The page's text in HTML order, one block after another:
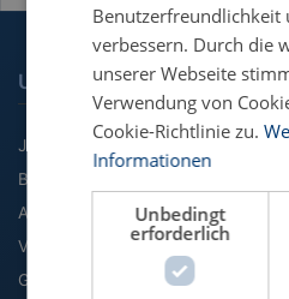
UNSERE FACHGEBIETE
Jura
BWL
Agrarwissenschaft
VWL
Geographie
Benutzerfreundlichkeit
verbessern. Durch die
unserer Webseite
Verwendung von
Cookie-Richtlinie zu.
Informationen
Unbedingt
erforderlich